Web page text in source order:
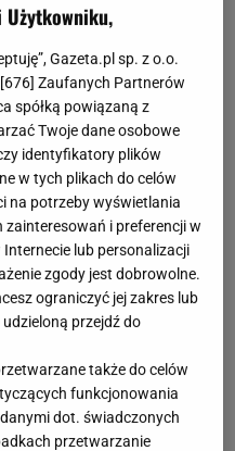
Użytkowniku,
Gazeta.pl sp. z o.o.
676] Zaufanych Partnerów
spółką powiązaną z
Twoje dane osobowe
identyfikatory plików
w tych plikach do celów
na potrzeby wyświetlania
i preferencji w
lub personalizacji
zgody jest dobrowolne.
ograniczyć jej zakres lub
przejdź do
także do celów
funkcjonowania
dot. świadczonych
przetwarzanie